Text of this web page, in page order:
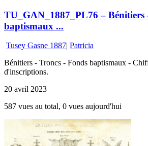
TU_GAN_1887_PL76 – Bénitiers
baptismaux ...
Tusey Gasne 1887| Patricia
Bénitiers - Troncs - Fonds baptismaux -
d'inscriptions.
20 avril 2023
587 vues au total, 0 vues aujourd'hui